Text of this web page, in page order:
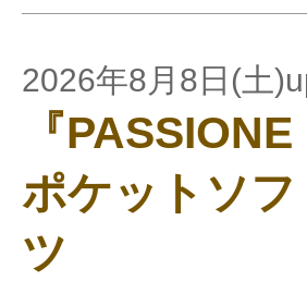
2026年8月8日(土
『
ポケットソ
ツ